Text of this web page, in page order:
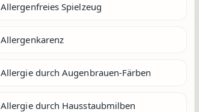
Allergenfreies Spielzeug
Allergenkarenz
Allergie durch Augenbrauen-Färben
Allergie durch Hausstaubmilben